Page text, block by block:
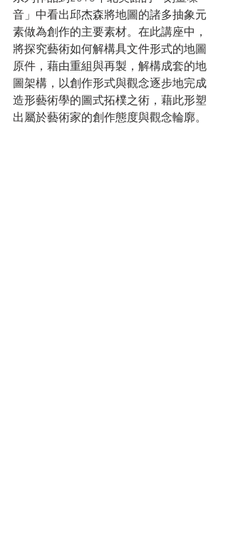
音」中看出邱杰森將地圖的諸多抽象元
素做為創作的主要素材。在此講座中，
將探究藝術如何解構具文件形式的地圖
原件，藉由重組與再製，解構成套的地
圖架構，以創作形式與觀念逐步地完成
造形藝術學的圖式拓樸之術，藉此形塑
出屬於藝術家的創作態度與觀念輪廓。